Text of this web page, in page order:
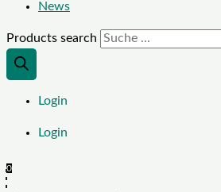
News
Products search
Login
Login
0